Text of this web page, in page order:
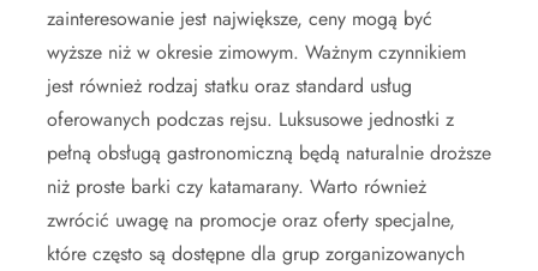
zainteresowanie jest największe, ceny mogą być
wyższe niż w okresie zimowym. Ważnym czynnikiem
jest również rodzaj statku oraz standard usług
oferowanych podczas rejsu. Luksusowe jednostki z
pełną obsługą gastronomiczną będą naturalnie droższe
niż proste barki czy katamarany. Warto również
zwrócić uwagę na promocje oraz oferty specjalne,
które często są dostępne dla grup zorganizowanych